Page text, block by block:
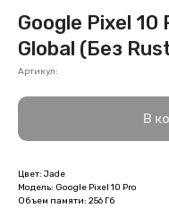
Google Pixel
Global (Без
Артикул:
В
Цвет: Jade
Модель: Google Pixel 10 Pro
Объем памяти: 256 Гб